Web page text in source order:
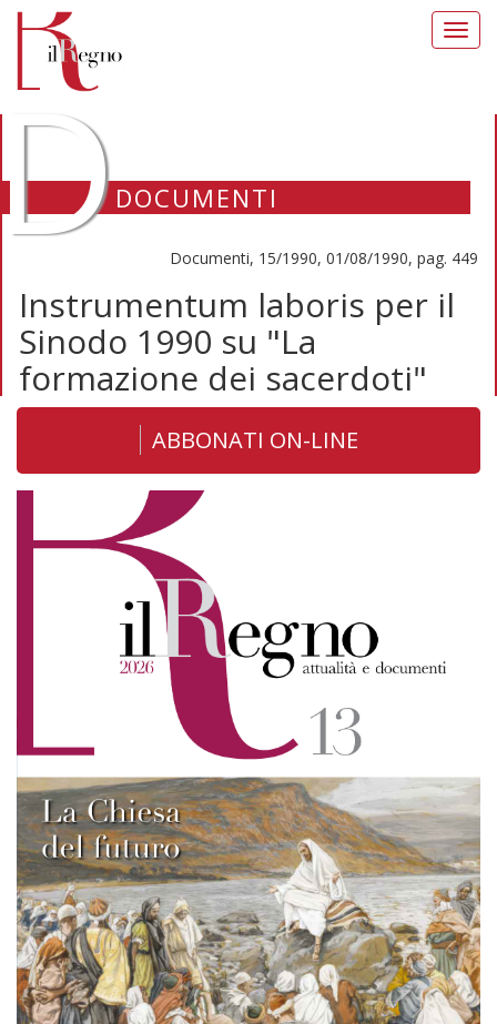
DOCUMENTI
Documenti, 15/1990, 01/08/1990, pag. 449
Instrumentum laboris per il
Sinodo 1990 su "La
formazione dei sacerdoti"
ABBONATI ON-LINE